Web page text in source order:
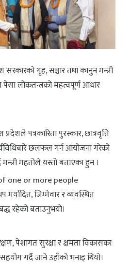
गृह, सञ्चार तथा कानुन मन्त्री
पेसा लोकतन्त्रको महत्वपूर्ण आधार
पत्रकारिता पुरस्कार, छात्रवृत्ति
छलफल गर्न आयोजना गरेको
महतोले यस्तो बताएका हुन ।
जिम्मेवार र व्यवस्थित
रहेको बताउनुभयो।
पेशागत सुरक्षा र क्षमता विकासका
गर्दै जाने उहाँको भनाइ थियो।